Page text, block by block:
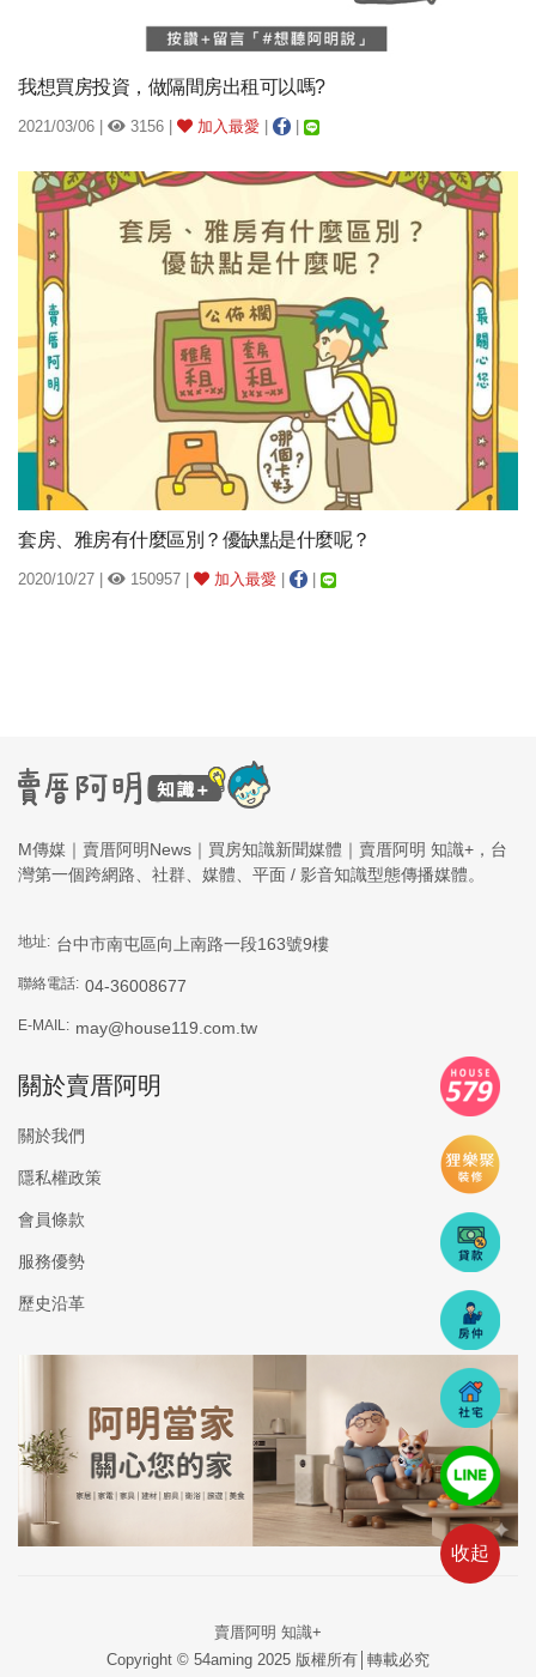
收起
我想買房投資，做隔間房出租可以嗎?
2021/03/06 | 3156 | 加入最愛
套房、雅房有什麼區別？優缺點是什麼呢？
2020/10/27 | 150957 | 加入最愛
M傳媒｜賣厝阿明News｜買房知識新聞媒體｜賣厝阿明 知識+，台
灣第一個跨網路、社群、媒體、平面 / 影音知識型態傳播媒體。
地址: 台中市南屯區向上南路一段163號9樓
聯絡電話: 04-36008677
E-MAIL: may@house119.com.tw
關於賣厝阿明
關於我們
隱私權政策
會員條款
服務優勢
歷史沿革
賣厝阿明 知識+
Copyright © 54aming 2025 版權所有│轉載必究